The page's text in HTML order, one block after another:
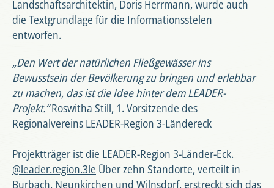
Landschaftsarchitektin, Doris Herrmann, wurde auch
die Textgrundlage für die Informationsstelen
entworfen.
„Den Wert der natürlichen Fließgewässer ins
Bewusstsein der Bevölkerung zu bringen und erlebbar
zu machen, das ist die Idee hinter dem LEADER-
Projekt.“Roswitha Still, 1. Vorsitzende des
Regionalvereins LEADER-Region 3-Ländereck
Projektträger ist die LEADER-Region 3-Länder-Eck.
@leader.region.3le Über zehn Standorte, verteilt in
Burbach, Neunkirchen und Wilnsdorf, erstreckt sich das